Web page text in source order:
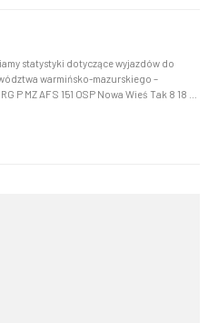
statystyki dotyczące wyjazdów do
warmińsko-mazurskiego –
P MZ AF S 151 OSP Nowa Wieś Tak 8 18 0